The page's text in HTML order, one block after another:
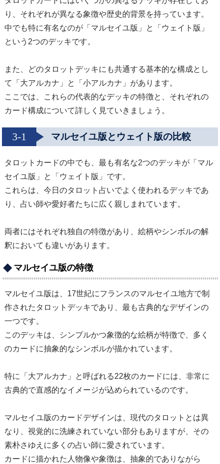
り、それぞれが異なる象徴や歴史的背景を持っています。
中でも特に有名なのが「マルセイユ版」と「ウェイト版」
という2つのデッキです。
また、どのタロットデッキにも共通する基本的な構成とし
て「大アルカナ」と「小アルカナ」があります。
ここでは、これらの代表的なデッキの特徴と、それぞれの
カード構成について詳しく見ていきましょう。
3-1 マルセイユ版とウェイト版の比較
タロットカードの中でも、最も有名な2つのデッキが「マル
セイユ版」と「ウェイト版」です。
これらは、今日のタロット占いでよく使われるデッキであ
り、占い師や愛好者たちに広く親しまれています。
両者にはそれぞれ独自の特徴があり、絵柄やシンボルの解
釈においても違いがあります。
マルセイユ版の特徴
マルセイユ版は、17世紀にフランスのマルセイユ地方で制
作されたタロットデッキであり、最も古典的なデザインの
一つです。
このデッキは、シンプルかつ象徴的な絵柄が特徴で、多く
のカードに抽象的なシンボルが描かれています。
特に「大アルカナ」と呼ばれる22枚のカードには、非常に
古典的で直感的なイメージが込められているのです。
マルセイユ版のカードデザインは、現代のタロットとは異
なり、視覚的に洗練されていない部分もありますが、その
素朴さゆえに多くの占い師に愛されています。
カードに描かれた人物像や象徴は、抽象的でありながら